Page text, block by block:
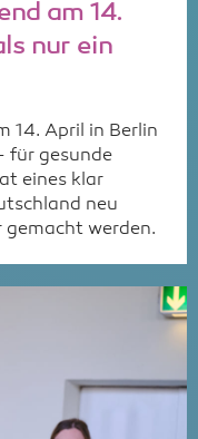
am 14.
nur ein
14. April in Berlin
für gesunde
eines klar
neu
gemacht werden.